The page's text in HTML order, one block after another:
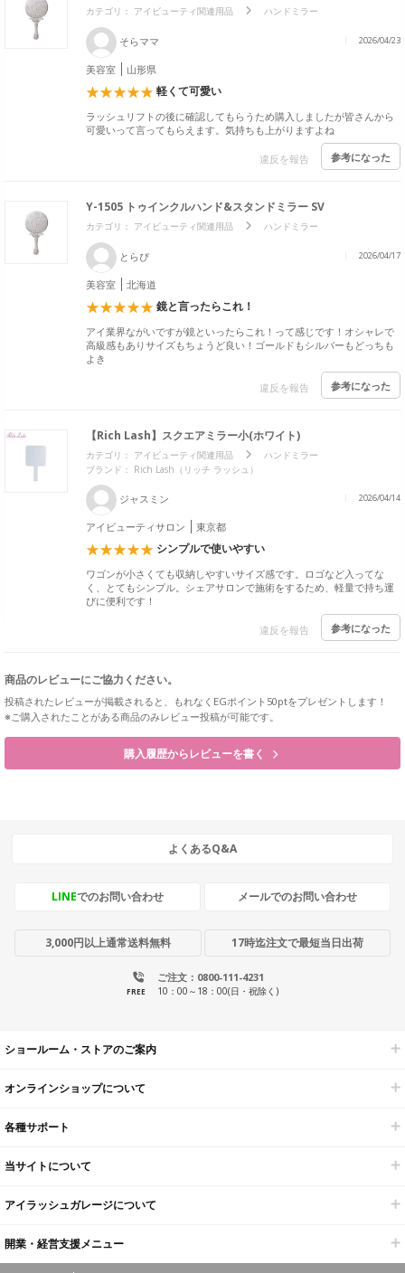
カテゴリ： アイビューティ関連用品 ハンドミラー
そらママ 2026/04/23
美容室 山形県
軽くて可愛い
ラッシュリフトの後に確認してもらうため購入しましたが皆さんから
可愛いって言ってもらえます。気持ちも上がりますよね
違反を報告 参考になった
Y-1505 トゥインクルハンド&スタンドミラー SV
カテゴリ： アイビューティ関連用品 ハンドミラー
とらぴ 2026/04/17
美容室 北海道
鏡と言ったらこれ！
アイ業界ながいですが鏡といったらこれ！って感じです！オシャレで
高級感もありサイズもちょうど良い！ゴールドもシルバーもどっちも
よき
違反を報告 参考になった
【Rich Lash】スクエアミラー小(ホワイト)
カテゴリ： アイビューティ関連用品
ハンドミラー
ブランド： Rich Lash（リッチ ラッシュ）
ジャスミン 2026/04/14
アイビューティサロン 東京都
シンプルで使いやすい
ワゴンが小さくても収納しやすいサイズ感です。ロゴなど入ってな
く、とてもシンプル。シェアサロンで施術をするため、軽量で持ち運
びに便利です！
違反を報告 参考になった
商品のレビューにご協力ください。
投稿されたレビューが掲載されると、もれなくEGポイント50ptをプレゼントします！
※ご購入されたことがある商品のみレビュー投稿が可能です。
購入履歴からレビューを書く
よくあるQ&A
LINEでのお問い合わせ メールでのお問い合わせ
3,000円以上通常送料無料 17時迄注文で最短当日出荷
ご注文：0800-111-4231
FREE 10：00～18：00(日・祝除く)
ショールーム・ストアのご案内
オンラインショップについて
各種サポート
当サイトについて
アイラッシュガレージについて
開業・経営支援メニュー